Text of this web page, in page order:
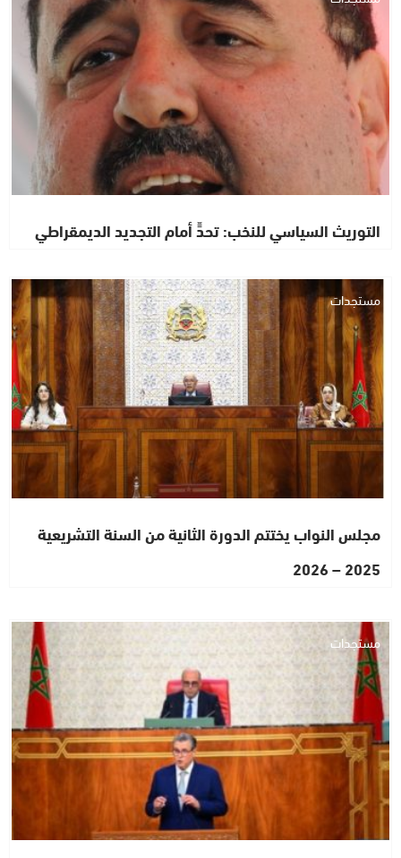
التوريث السياسي للنخب: تحدٍّ أمام التجديد الديمقراطي
مستجدات
مجلس النواب يختتم الدورة الثانية من السنة التشريعية
2025 – 2026
مستجدات